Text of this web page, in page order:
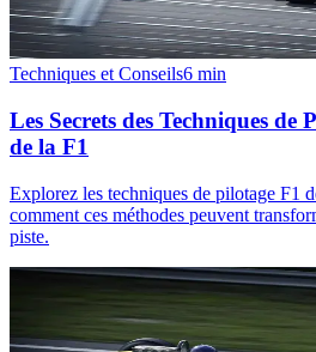
Techniques et Conseils6 min
Les Secrets des Techniques de
de la F1
Explorez les techniques de pilotage F1
comment ces méthodes peuvent
piste.